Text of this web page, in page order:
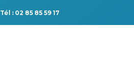
Tél : 02 85 85 59 17